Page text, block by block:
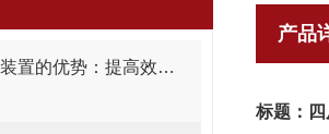
连续催化反应装置的优势：提高效率、安全性与过程控制精度
产品
标题：